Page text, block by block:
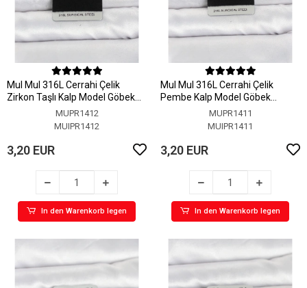
MuI MuI 316L Cerrahi Çelik
Zirkon Taşlı Kalp Model Göbek
MUPR1412
MUIPR1412
3,20 EUR
In den Warenkorb legen
MuI MuI 316L Cerrahi Çelik
Pembe Kalp Model Göbek
MUPR1411
MUIPR1411
3,20 EUR
In den Warenkorb legen